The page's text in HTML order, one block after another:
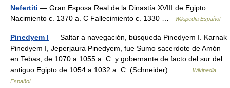
Nefertiti — Gran Esposa Real de la Dinastía XVIII de Egipto
Nacimiento c. 1370 a. C Fallecimiento c. 1330 …
Wikipedia Español
Pinedyem I — Saltar a navegación, búsqueda Pinedyem I. Karnak
Pinedyem I, Jeperjaura Pinedyem, fue Sumo sacerdote de Amón
en Tebas, de 1070 a 1055 a. C. y gobernante de facto del sur del
antiguo Egipto de 1054 a 1032 a. C. (Schneider).… …
Wikipedia
Español